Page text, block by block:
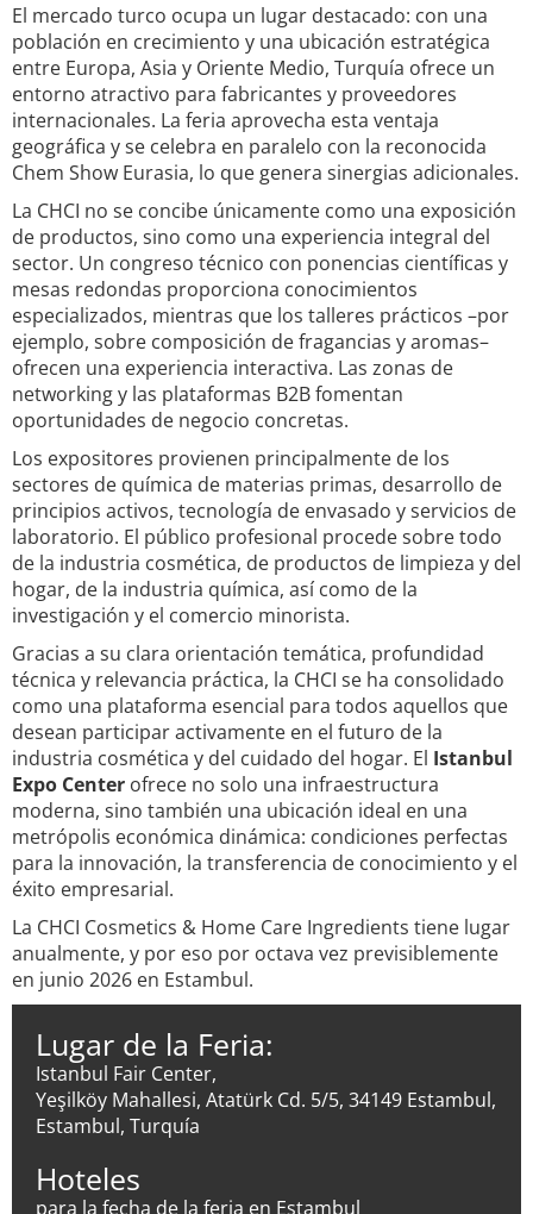
El mercado turco ocupa un lugar destacado: con una
población en crecimiento y una ubicación estratégica
entre Europa, Asia y Oriente Medio, Turquía ofrece un
entorno atractivo para fabricantes y proveedores
internacionales. La feria aprovecha esta ventaja
geográfica y se celebra en paralelo con la reconocida
Chem Show Eurasia, lo que genera sinergias adicionales.
La CHCI no se concibe únicamente como una exposición
de productos, sino como una experiencia integral del
sector. Un congreso técnico con ponencias científicas y
mesas redondas proporciona conocimientos
especializados, mientras que los talleres prácticos –por
ejemplo, sobre composición de fragancias y aromas–
ofrecen una experiencia interactiva. Las zonas de
networking y las plataformas B2B fomentan
oportunidades de negocio concretas.
Los expositores provienen principalmente de los
sectores de química de materias primas, desarrollo de
principios activos, tecnología de envasado y servicios de
laboratorio. El público profesional procede sobre todo
de la industria cosmética, de productos de limpieza y del
hogar, de la industria química, así como de la
investigación y el comercio minorista.
Gracias a su clara orientación temática, profundidad
técnica y relevancia práctica, la CHCI se ha consolidado
como una plataforma esencial para todos aquellos que
desean participar activamente en el futuro de la
industria cosmética y del cuidado del hogar. El Istanbul
Expo Center ofrece no solo una infraestructura
moderna, sino también una ubicación ideal en una
metrópolis económica dinámica: condiciones perfectas
para la innovación, la transferencia de conocimiento y el
éxito empresarial.
La CHCI Cosmetics & Home Care Ingredients tiene lugar
anualmente, y por eso por octava vez previsiblemente
en junio 2026 en Estambul.
Lugar de la Feria:
Istanbul Fair Center,
Yeşilköy Mahallesi, Atatürk Cd. 5/5, 34149 Estambul,
Estambul, Turquía
Hoteles
para la fecha de la feria en Estambul